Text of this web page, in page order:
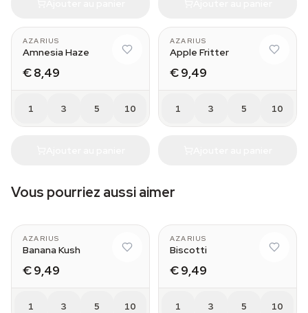
AZARIUS
Amnesia Haze
€ 8,49
1 3 5 10
AZARIUS
Apple Fritter
€ 9,49
1 3 5 10
Vous pourriez aussi aimer
AZARIUS
Banana Kush
€ 9,49
1 3 5 10
AZARIUS
Biscotti
€ 9,49
1 3 5 10